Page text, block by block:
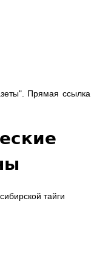
Прямая ссылка
тайги